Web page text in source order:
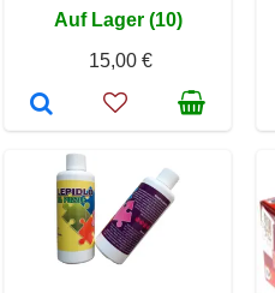
Auf Lager (10)
15,00 €